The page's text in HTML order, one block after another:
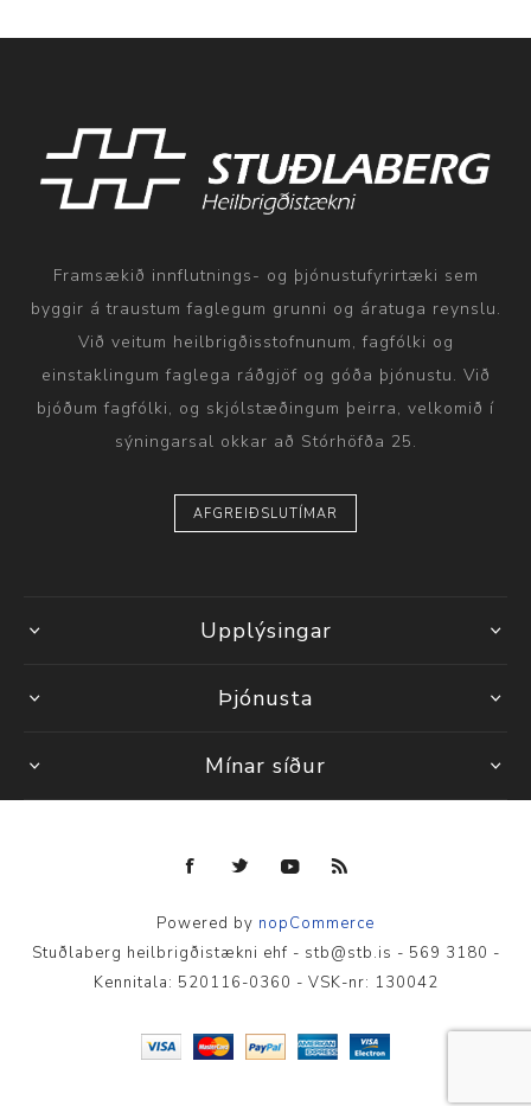
Framsækið innflutnings- og þjónustufyrirtæki sem
byggir á traustum faglegum grunni og áratuga reynslu.
Við veitum heilbrigðisstofnunum, fagfólki og
einstaklingum faglega ráðgjöf og góða þjónustu. Við
bjóðum fagfólki, og skjólstæðingum þeirra, velkomið í
sýningarsal okkar að Stórhöfða 25.
AFGREIÐSLUTÍMAR
Upplýsingar
Þjónusta
Mínar síður
Powered by nopCommerce
Stuðlaberg heilbrigðistækni ehf - stb@stb.is - 569 3180 -
Kennitala: 520116-0360 - VSK-nr: 130042